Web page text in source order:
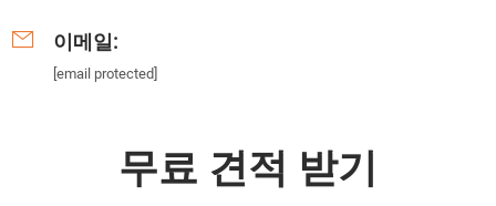
이메일:
[email protected]
무료 견적 받기